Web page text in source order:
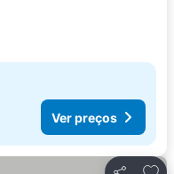
Ver preços